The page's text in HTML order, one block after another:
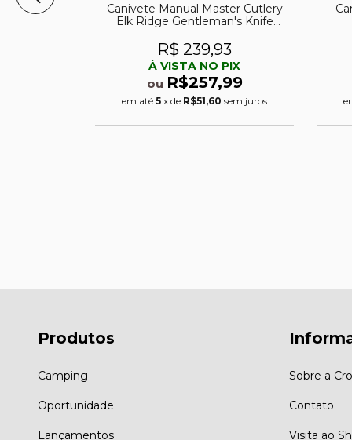
Canivete Manual Master Cutlery
Elk Ridge Gentleman's Knife
Multifuncional
R$ 239,93
À VISTA NO PIX
ou R$257,99
em até 5 x de R$51,60 sem juros
Produtos
Camping
Oportunidade
Lançamentos
Sobre a
Contato
Visita ao